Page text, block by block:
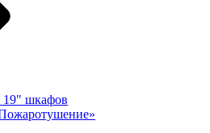
19" шкафов